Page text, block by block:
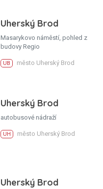
Uherský Brod
Masarykovo náměstí, pohled z
budovy Regio
UB město Uherský Brod
Uherský Brod
autobusové nádraží
UH město Uherský Brod
Uherský Brod